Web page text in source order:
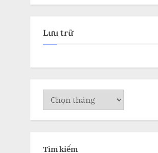
Lưu trữ
Lưu
trữ
Tìm kiếm